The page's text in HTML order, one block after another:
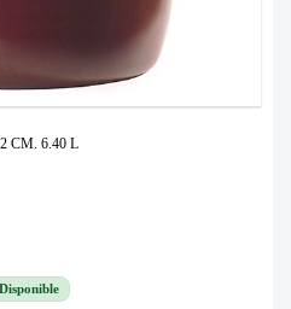
CM. 6.40 L